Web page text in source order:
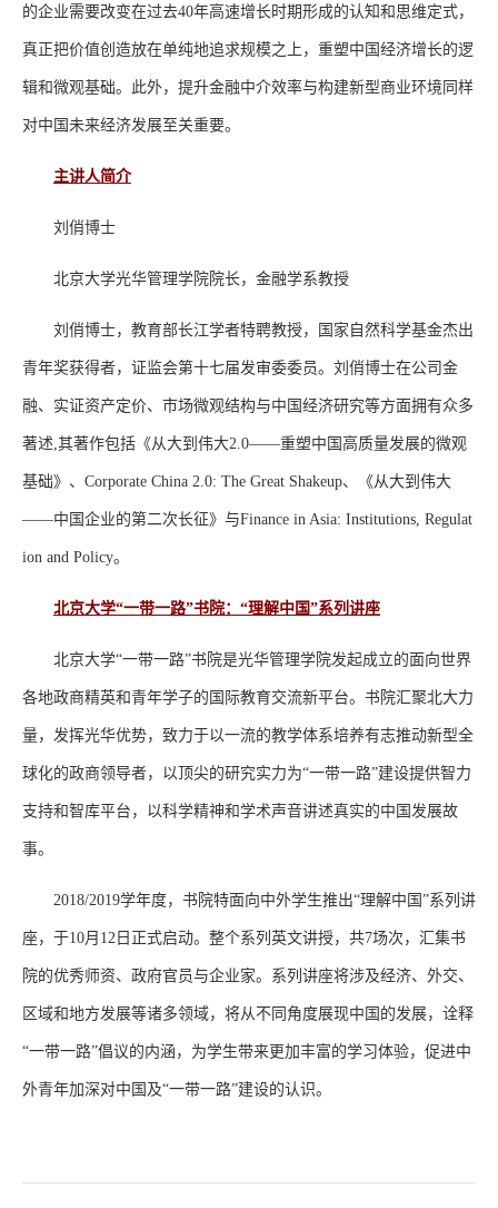
的企业需要改变在过去40年高速增长时期形成的认知和思维定式，
真正把价值创造放在单纯地追求规模之上，重塑中国经济增长的逻
辑和微观基础。此外，提升金融中介效率与构建新型商业环境同样
对中国未来经济发展至关重要。
主讲人简介
刘俏博士
北京大学光华管理学院院长，金融学系教授
刘俏博士，教育部长江学者特聘教授，国家自然科学基金杰出
青年奖获得者，证监会第十七届发审委委员。刘俏博士在公司金
融、实证资产定价、市场微观结构与中国经济研究等方面拥有众多
著述,其著作包括《从大到伟大2.0——重塑中国高质量发展的微观
基础》、Corporate China 2.0: The Great Shakeup、《从大到伟大
——中国企业的第二次长征》与Finance in Asia: Institutions, Regulat
ion and Policy。
北京大学“一带一路”书院： “理解中国”系列讲座
北京大学“一带一路”书院是光华管理学院发起成立的面向世界
各地政商精英和青年学子的国际教育交流新平台。书院汇聚北大力
量，发挥光华优势，致力于以一流的教学体系培养有志推动新型全
球化的政商领导者，以顶尖的研究实力为“一带一路”建设提供智力
支持和智库平台，以科学精神和学术声音讲述真实的中国发展故
事。
2018/2019学年度，书院特面向中外学生推出“理解中国”系列讲
座，于10月12日正式启动。整个系列英文讲授，共7场次，汇集书
院的优秀师资、政府官员与企业家。系列讲座将涉及经济、外交、
区域和地方发展等诸多领域，将从不同角度展现中国的发展，诠释
“一带一路”倡议的内涵，为学生带来更加丰富的学习体验，促进中
外青年加深对中国及“一带一路”建设的认识。